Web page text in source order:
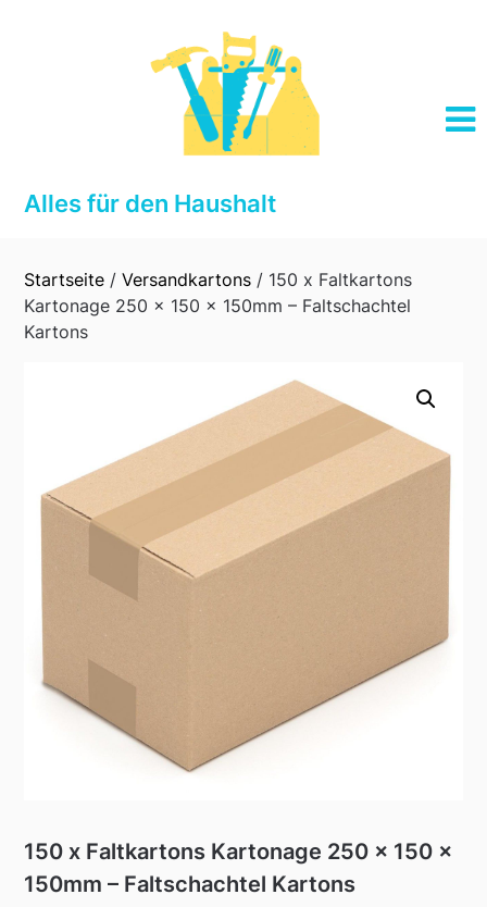
Alles für den Haushalt
Startseite /Versandkartons / 150 x Faltkartons
Kartonage 250 x 150 x 150mm – Faltschachtel
Kartons
150 x Faltkartons Kartonage 250 x 150 x
150mm – Faltschachtel Kartons